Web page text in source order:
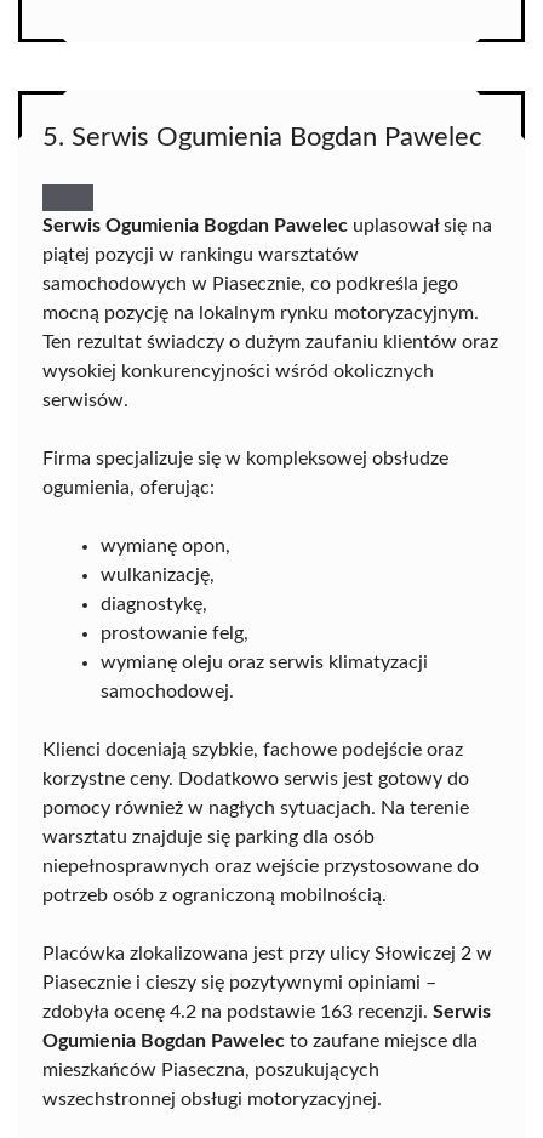
5. Serwis Ogumienia Bogdan Pawelec
Serwis Ogumienia Bogdan Pawelec uplasował się na
piątej pozycji w rankingu warsztatów
samochodowych w Piasecznie, co podkreśla jego
mocną pozycję na lokalnym rynku motoryzacyjnym.
Ten rezultat świadczy o dużym zaufaniu klientów oraz
wysokiej konkurencyjności wśród okolicznych
serwisów.
Firma specjalizuje się w kompleksowej obsłudze
ogumienia, oferując:
wymianę opon,
wulkanizację,
diagnostykę,
prostowanie felg,
wymianę oleju oraz serwis klimatyzacji
samochodowej.
Klienci doceniają szybkie, fachowe podejście oraz
korzystne ceny. Dodatkowo serwis jest gotowy do
pomocy również w nagłych sytuacjach. Na terenie
warsztatu znajduje się parking dla osób
niepełnosprawnych oraz wejście przystosowane do
potrzeb osób z ograniczoną mobilnością.
Placówka zlokalizowana jest przy ulicy Słowiczej 2 w
Piasecznie i cieszy się pozytywnymi opiniami –
zdobyła ocenę 4.2 na podstawie 163 recenzji. Serwis
Ogumienia Bogdan Pawelec to zaufane miejsce dla
mieszkańców Piaseczna, poszukujących
wszechstronnej obsługi motoryzacyjnej.